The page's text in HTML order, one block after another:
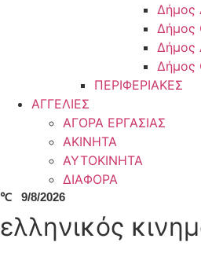
Δήμος
Δήμος
Δήμος
Δήμος
ΠΕΡΙΦΕΡΙΑΚΕΣ
ΑΓΓΕΛΙΕΣ
ΑΓΟΡΑ ΕΡΓΑΣΙΑΣ
ΑΚΙΝΗΤΑ
ΑΥΤΟΚΙΝΗΤΑ
ΔΙΑΦΟΡΑ
℃ 9/8/2026
ελληνικός